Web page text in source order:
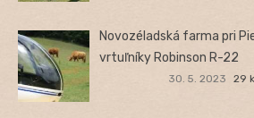
Novozéladská farma pri
vrtuľníky Robinson R-22
30. 5. 2023 29